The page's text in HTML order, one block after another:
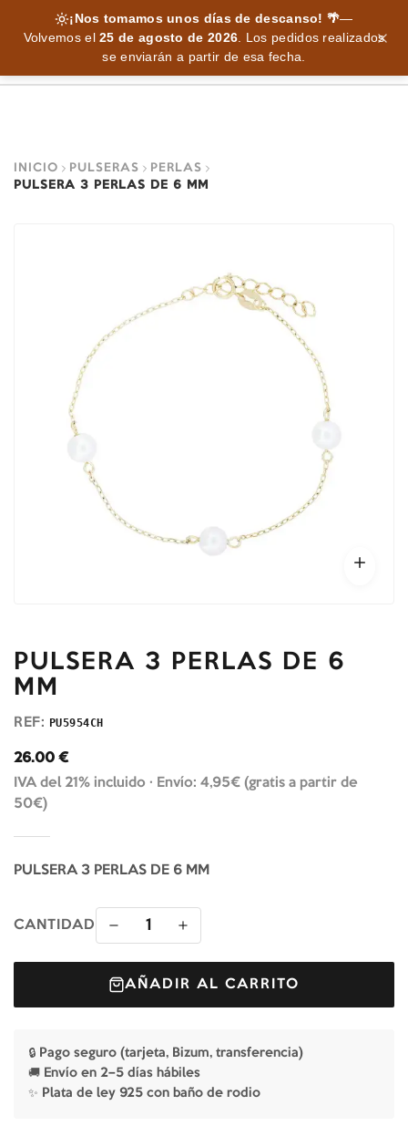
¡Nos tomamos unos días de descanso! 🌴—
Volvemos el25 de agosto de 2026. Los pedidos realizados
se enviarán a partir de esa fecha.
INICIO PULSERAS
PERLAS
PULSERA 3 PERLAS DE 6 MM
PULSERA 3 PERLAS DE 6
MM
REF: PU5954CH
26.00 €
IVA del 21% incluido · Envío: 4,95€ (gratis a partir de
50€)
PULSERA 3 PERLAS DE 6 MM
CANTIDAD 1
AÑADIR AL CARRITO
🔒 Pago seguro (tarjeta, Bizum, transferencia)
🚚 Envío en 2–5 días hábiles
✨ Plata de ley 925 con baño de rodio